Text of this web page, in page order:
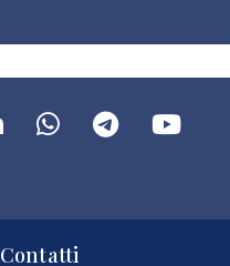
Contatti